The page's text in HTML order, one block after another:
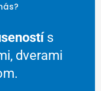
s
dverami